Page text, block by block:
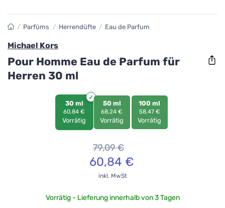
/ Parfüms / Herrendüfte / Eau de Parfum
Michael Kors
Pour Homme Eau de Parfum für
Herren 30 ml
30 ml
60,84 €
Vorrätig
50 ml
68,24 €
Vorrätig
100 ml
58,47 €
Vorrätig
79,09€
60,84 €
inkl. MwSt
Vorrätig - Lieferung innerhalb von 3 Tagen